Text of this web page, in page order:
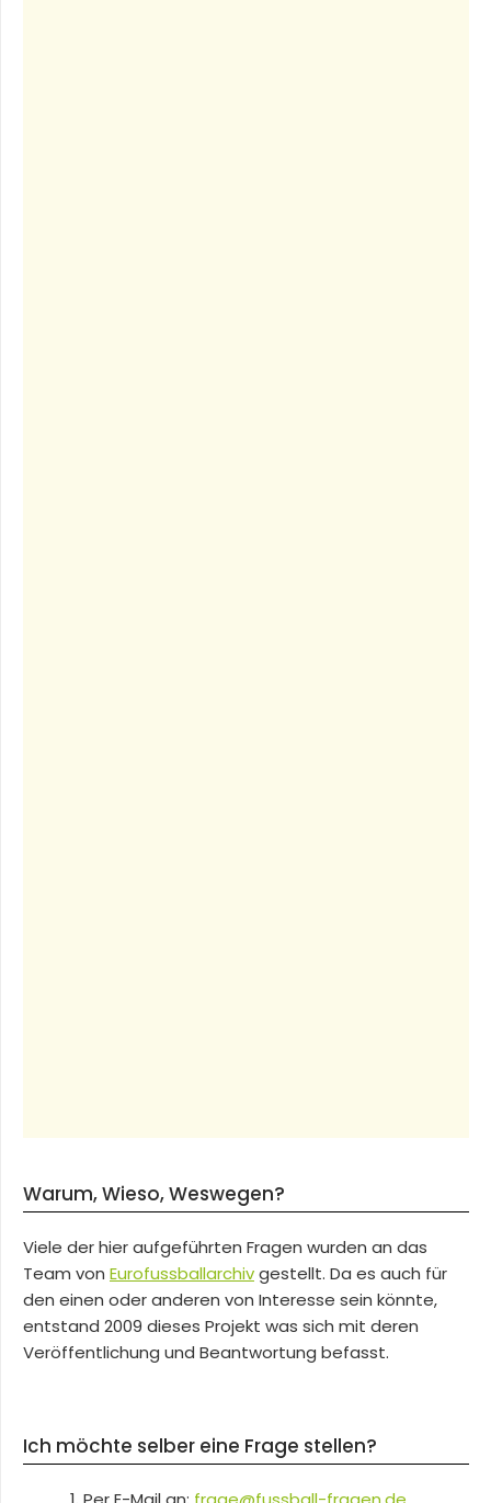
Warum, Wieso, Weswegen?
Viele der hier aufgeführten Fragen wurden an das
Team von Eurofussballarchivgestellt. Da es auch für
den einen oder anderen von Interesse sein könnte,
entstand 2009 dieses Projekt was sich mit deren
Veröffentlichung und Beantwortung befasst.
Ich möchte selber eine Frage stellen?